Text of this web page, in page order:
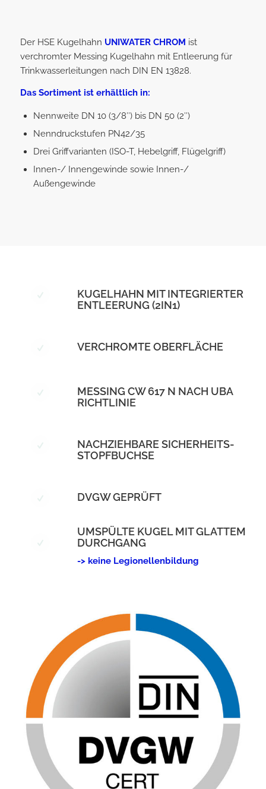
Der HSE Kugelhahn UNIWATER CHROM ist
verchromter Messing Kugelhahn mit Entleerung für
Trinkwasserleitungen nach DIN EN 13828.
Das Sortiment ist erhältlich in:
Nennweite DN 10 (3/8″) bis DN 50 (2″)
Nenndruckstufen PN42/35
Drei Griffvarianten (ISO-T, Hebelgriff, Flügelgriff)
Innen-/ Innengewinde sowie Innen-/
Außengewinde
KUGELHAHN MIT INTEGRIERTER
ENTLEERUNG (2IN1)
VERCHROMTE OBERFLÄCHE
MESSING CW 617 N NACH UBA
RICHTLINIE
NACHZIEHBARE SICHERHEITS-
STOPFBUCHSE
DVGW GEPRÜFT
UMSPÜLTE KUGEL MIT GLATTEM
DURCHGANG
-> keine Legionellenbildung